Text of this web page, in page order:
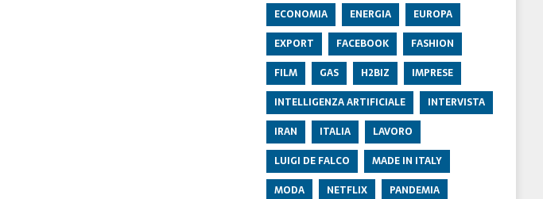
ECONOMIA
ENERGIA
EUROPA
EXPORT
FACEBOOK
FASHION
FILM
GAS H2BIZ
IMPRESE
INTELLIGENZA ARTIFICIALE
INTERVISTA
IRAN
ITALIA
LAVORO
LUIGI DE FALCO
MADE IN ITALY
MODA
NETFLIX
PANDEMIA